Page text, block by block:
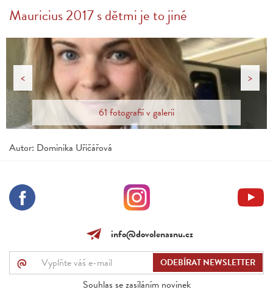
Mauricius 2017 s dětmi je to jiné
< >
61 fotografií v galerii
Autor: Dominika Uřičářová
info@dovolenasnu.cz
@
Souhlas se zasíláním novinek